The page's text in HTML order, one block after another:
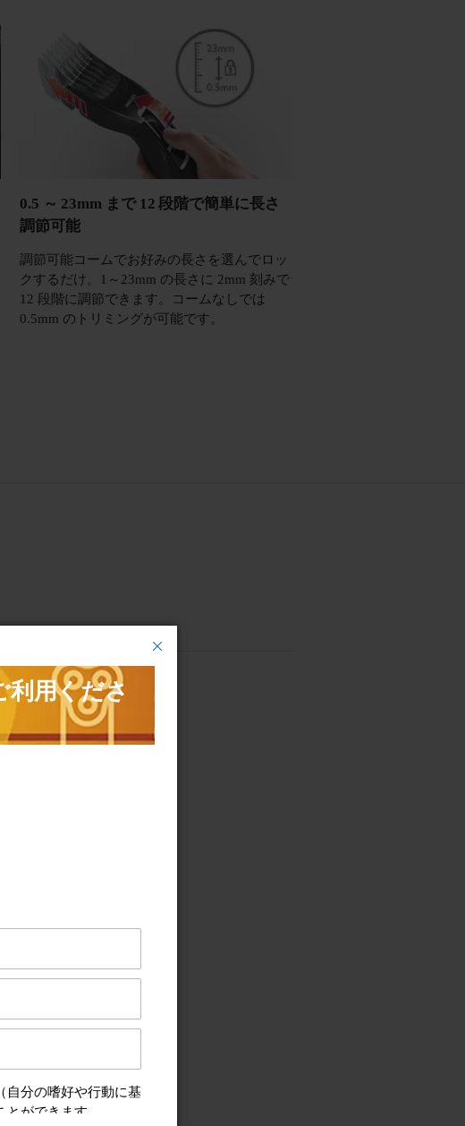
0.5 ～ 23mm まで 12 段階で簡単に長さ
調節可能
調節可能コームでお好みの長さを選んでロッ
クするだけ。1～23mm の長さに 2mm 刻みで
12 段階に調節できます。コームなしでは
0.5mm のトリミングが可能です。